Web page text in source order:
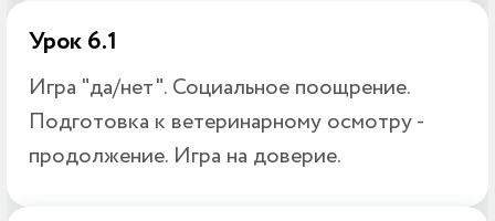
Урок 6.1
Игра "да/нет". Социальное поощрение.
Подготовка к ветеринарному осмотру -
продолжение. Игра на доверие.